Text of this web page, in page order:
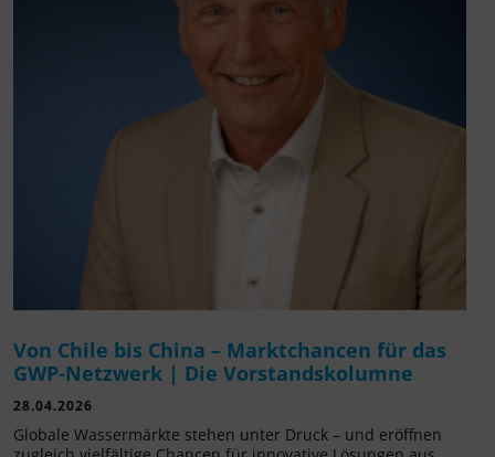
Von Chile bis China – Marktchancen für das
GWP-Netzwerk | Die Vorstandskolumne
28.04.2026
Globale Wassermärkte stehen unter Druck – und eröffnen